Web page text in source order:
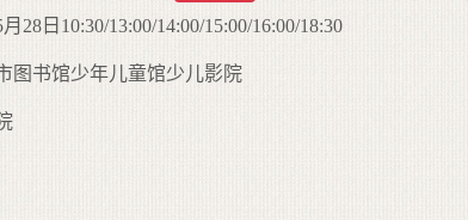
28日10:30/13:00/14:00/15:00/16:00/18:30
图书馆少年儿童馆少儿影院